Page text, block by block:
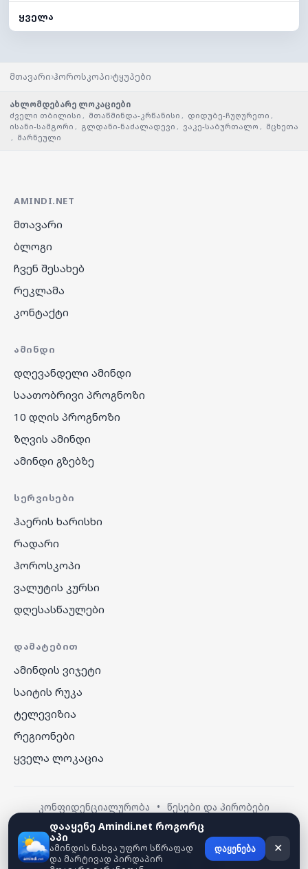
ყველა
მთავარი›ჰოროსკოპი›ტყუპები
ახლომდებარე ლოკაციები
ძველი თბილისი , მთაწმინდა-კრწანისი , დიდუბე-ჩუღურეთი ,
ისანი-სამგორი , გლდანი-ნაძალადევი , ვაკე-საბურთალო , მცხეთა
, მარნეული
AMINDI.NET
მთავარი
ბლოგი
ჩვენ შესახებ
რეკლამა
კონტაქტი
ᲐᲛᲘᲜᲓᲘ
დღევანდელი ამინდი
საათობრივი პროგნოზი
10 დღის პროგნოზი
ზღვის ამინდი
ამინდი გზებზე
ᲡᲔᲠᲕᲘᲡᲔᲑᲘ
ჰაერის ხარისხი
რადარი
ჰოროსკოპი
ვალუტის კურსი
დღესასწაულები
ᲓᲐᲛᲐᲢᲔᲑᲘᲗ
ამინდის ვიჯეტი
საიტის რუკა
ტელევიზია
რეგიონები
ყველა ლოკაცია
კონფიდენციალურობა • წესები და პირობები
© 2026 amindi.net — ყველა უფლება დაცულია.
დააყენე Amindi.net როგორც
აპი
ამინდის ნახვა უფრო სწრაფად
და მარტივად პირდაპირ
დაყენება ✕